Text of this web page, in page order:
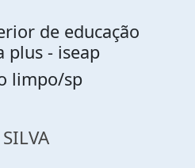
de educação
plus - iseap
limpo/sp